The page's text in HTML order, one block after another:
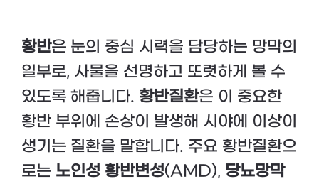
황반은 눈의 중심 시력을 담당하는 망막의
일부로, 사물을 선명하고 또렷하게 볼 수
있도록 해줍니다. 황반질환은 이 중요한
황반 부위에 손상이 발생해 시야에 이상이
생기는 질환을 말합니다. 주요 황반질환으
로는 노인성 황반변성(AMD), 당뇨망막